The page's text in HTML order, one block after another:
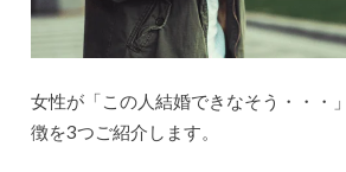
女性が「この人結婚できなそう・・・
徴を3つご紹介します。